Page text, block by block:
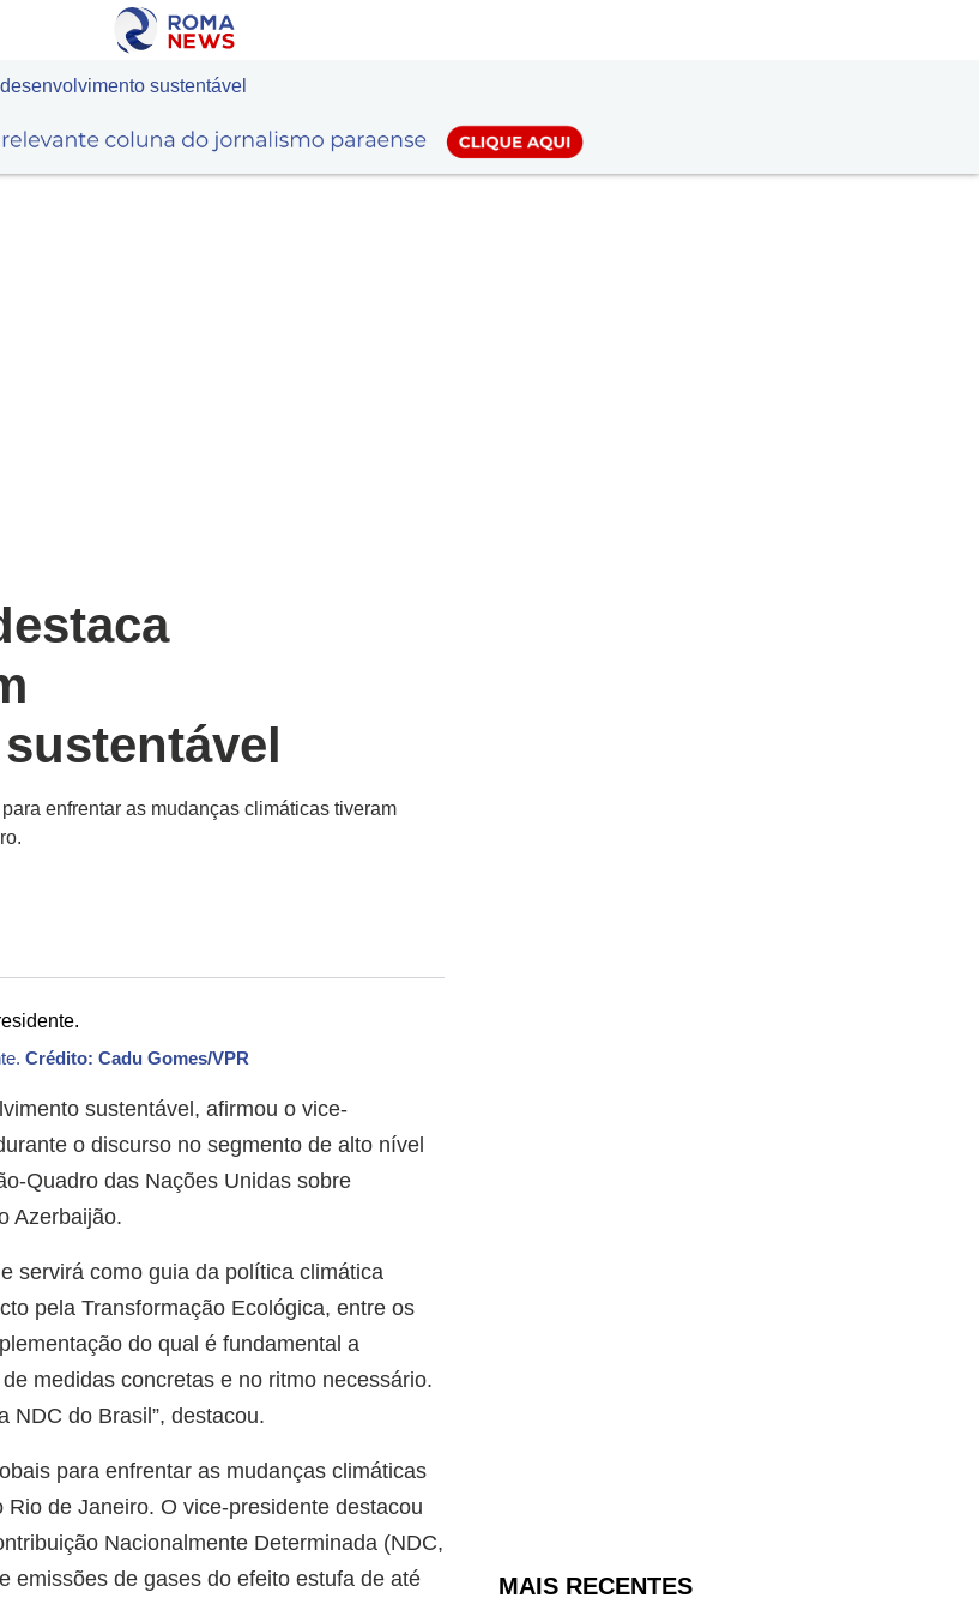
sustentável
enfrentar as mudanças climáticas tiveram
Crédito: Cadu Gomes/VPR
sustentável, afirmou o vice-
o discurso no segmento de alto nível
Quadro das Nações Unidas sobre
Azerbaijão.
servirá como guia da política climática
pela Transformação Ecológica, entre os
do qual é fundamental a
medidas concretas e no ritmo necessário.
NDC do Brasil”, destacou.
para enfrentar as mudanças climáticas
de Janeiro. O vice-presidente destacou
Nacionalmente Determinada (NDC,
emissões de gases do efeito estufa de até
MAIS RECENTES